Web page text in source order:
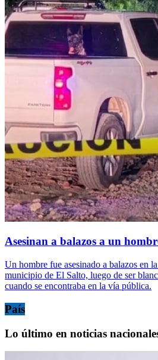
Asesinan a balazos a un
Un hombre fue asesinado a balazos en
municipio de El Salto, luego de ser
cuando se encontraba en la vía pública.
País
Lo último en noticias